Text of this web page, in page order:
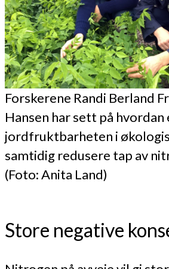
Forskerene Randi Berland
Hansen har sett på hvordan
jordfruktbarheten i
samtidig redusere tap av
(Foto: Anita Land)
Store negative